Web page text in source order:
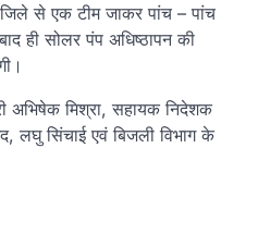
से एक टीम जाकर पांच – पांच
ही सोलर पंप अधिष्ठापन की
अभिषेक मिश्रा, सहायक निदेशक
लघु सिंचाई एवं बिजली विभाग के